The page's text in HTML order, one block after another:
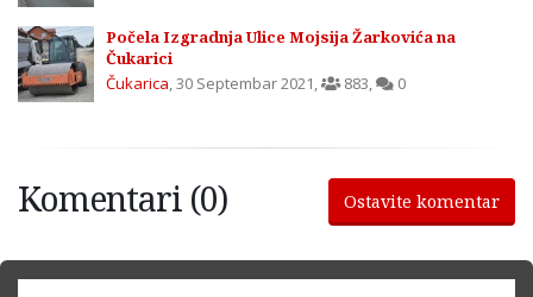
Počela Izgradnja Ulice Mojsija Žarkovića na
Čukarici
Čukarica,30 Septembar 2021, 883, 0
Komentari (0) Ostavite komentar